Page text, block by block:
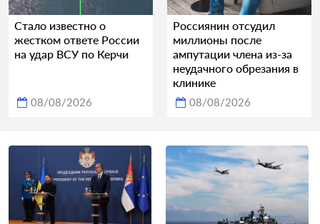
Стало известно о
жестком ответе России
на удар ВСУ по Керчи
08/08/2026
Россиянин отсудил
миллионы после
ампутации члена из-за
неудачного обрезания в
клинике
08/08/2026